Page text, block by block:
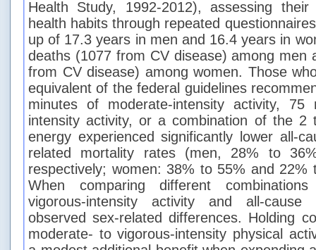
Health Study, 1992-2012), assessing
health habits through repeated
up of 17.3 years in men and 16.4 years in
deaths (1077 from CV disease) among men
from CV disease) among women. Those
equivalent of the federal guidelines
minutes of moderate-intensity activity, 75
intensity activity, or a combination of the 2
energy experienced significantly lower all-
related mortality rates (men, 28% to
respectively; women: 38% to 55% and 22%
When comparing different
vigorous-intensity activity and all-
observed sex-related differences. Holding
moderate- to vigorous-intensity physical